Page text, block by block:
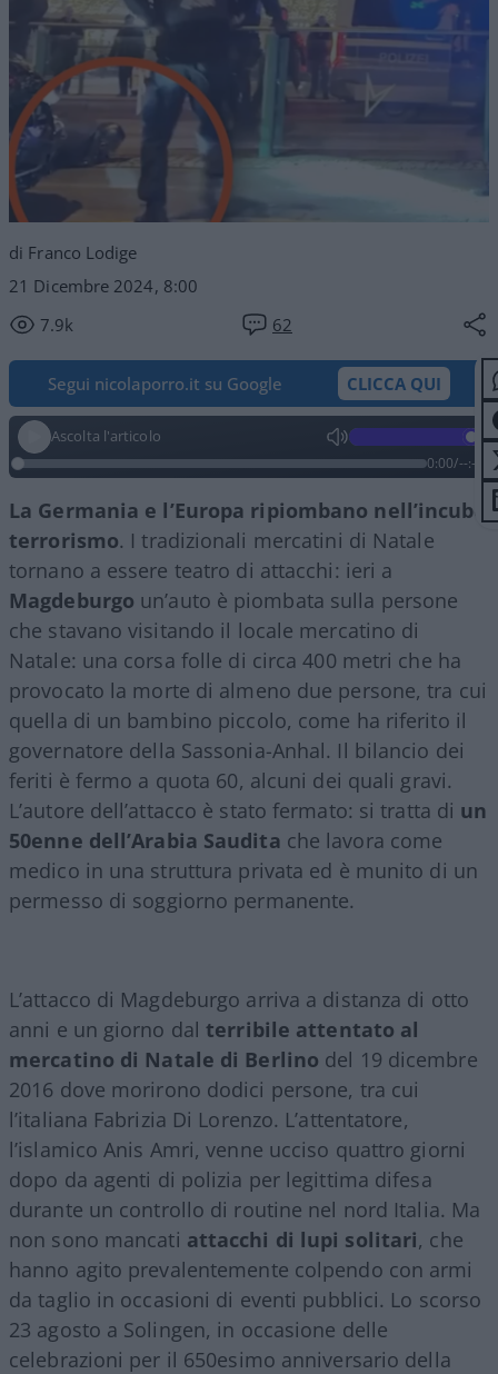
di Franco Lodige
21 Dicembre 2024, 8:00
7.9k
62
Segui nicolaporro.it su Google CLICCA QUI
Ascolta l'articolo
0:00/--:--
La Germania e l’Europa ripiombano nell’incubo
terrorismo. I tradizionali mercatini di Natale
tornano a essere teatro di attacchi: ieri a
Magdeburgo un’auto è piombata sulla persone
che stavano visitando il locale mercatino di
Natale: una corsa folle di circa 400 metri che ha
provocato la morte di almeno due persone, tra cui
quella di un bambino piccolo, come ha riferito il
governatore della Sassonia-Anhal. Il bilancio dei
feriti è fermo a quota 60, alcuni dei quali gravi.
L’autore dell’attacco è stato fermato: si tratta di un
50enne dell’Arabia Saudita che lavora come
medico in una struttura privata ed è munito di un
permesso di soggiorno permanente.
L’attacco di Magdeburgo arriva a distanza di otto
anni e un giorno dalterribile attentato al
mercatino di Natale di Berlino del 19 dicembre
2016 dove morirono dodici persone, tra cui
l’italiana Fabrizia Di Lorenzo. L’attentatore,
l’islamico Anis Amri, venne ucciso quattro giorni
dopo da agenti di polizia per legittima difesa
durante un controllo di routine nel nord Italia. Ma
non sono mancati attacchi di lupi solitari, che
hanno agito prevalentemente colpendo con armi
da taglio in occasioni di eventi pubblici. Lo scorso
23 agosto a Solingen, in occasione delle
celebrazioni per il 650esimo anniversario della